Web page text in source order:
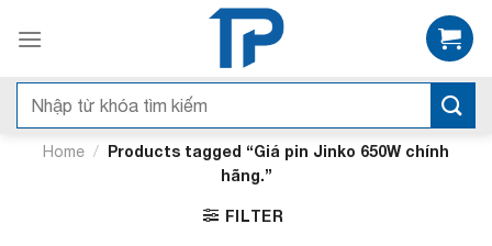
qua
dungSearch
Home / Products tagged “Giá pin Jinko 650W chính
hãng.”
FILTER